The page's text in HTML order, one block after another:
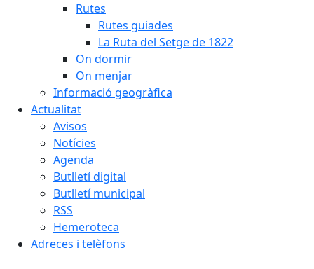
Rutes
Rutes guiades
La Ruta del Setge de 1822
On dormir
On menjar
Informació geogràfica
Actualitat
Avisos
Notícies
Agenda
Butlletí digital
Butlletí municipal
RSS
Hemeroteca
Adreces i telèfons